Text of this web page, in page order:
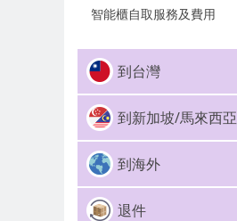
智能櫃自取服務及費用
到台灣
到新加坡/馬來西亞
到海外
退件